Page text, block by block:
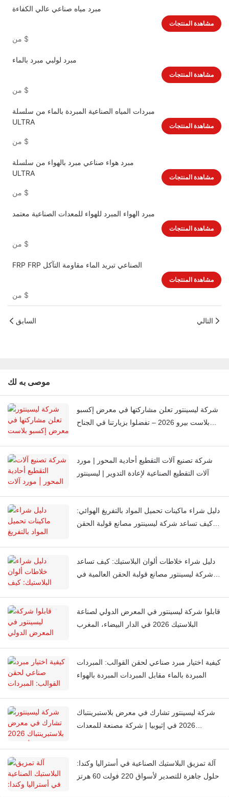
مبرد مياه صناعي عالي الكفاءة
$
مشاهدة المنتجات
مبرد لولبي مبرد بالماء
$
مشاهدة المنتجات
مبردات المياه الصناعية المبردة بالماء من سلسلة
ULTRA
$
مشاهدة المنتجات
مبرد هواء صناعي مبرد بالهواء من سلسلة
ULTRA
$
مشاهدة المنتجات
مبرد الهواء المبرد للهواء للمعدات الصناعية معتمد
$
مشاهدة المنتجات
FRP FRP الصناعي تبريد الماء مقاومة التآكل
$
مشاهدة المنتجات
السابق التالي
موصى به لك
شركة ليسينتور تعلن مشاركتها في معرض إكسبو
بلاست بيرو 2026 – تفضلوا بزيارتنا في الجناح
شركة تصنيع آلات التقطيع أحادية المحور | مورد
آلات التقطيع الصناعية لإعادة التدوير | ليسينتور
دليل شراء ماكينات تحميل المواد بالتفريغ الهوائي:
كيف تساعد شركة ليسينتور مصانع قولبة الحقن
دليل شراء خلاطات ألوان البلاستيك: كيف تساعد
شركة ليسينتور مصانع قولبة الحقن العالمية في
قابلوا شركة ليسينتور في المعرض الدولي لصناعة
البلاستيك 2026 في الدار البيضاء، المغرب
كيفية اختيار مبرد صناعي لحقن القوالب: المبردات
المبردة بالماء مقابل المبردات المبردة بالهواء
شركة ليسينتور تشارك في معرض بلاستبرينتباك
2026 في إثيوبيا | شركة مصنعة للمعدات
آلة تمزيق البلاستيك الصناعية في أستراليا وكندا:
حلول جاهزة للتصدير لأسواق 220 فولت 60 هرتز